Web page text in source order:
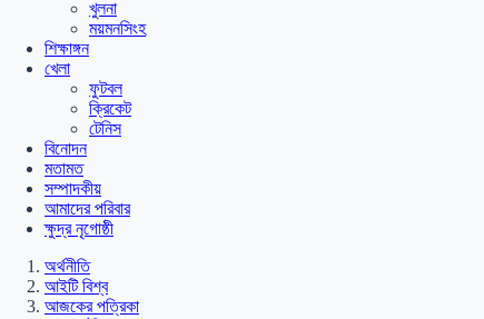
খুলনা
ময়মনসিংহ
শিক্ষাঙ্গন
খেলা
ফুটবল
ক্রিকেট
টেনিস
বিনোদন
মতামত
সম্পাদকীয়
আমাদের পরিবার
ক্ষুদ্র নৃগোষ্ঠী
অর্থনীতি
আইটি বিশ্ব
আজকের পত্রিকা